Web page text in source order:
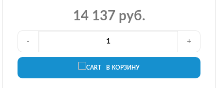
14 137 руб.
В КОРЗИНУ
- +